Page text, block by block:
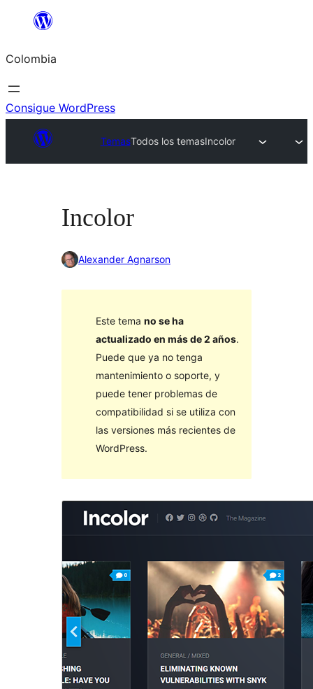
Saltar
contenido
Colombia
Consigue WordPress
TemasTodos los temasIncolor
Incolor
Alexander Agnarson
Este tema no se ha
actualizado en más de 2 años.
Puede que ya no tenga
mantenimiento o soporte, y
puede tener problemas de
compatibilidad si se utiliza con
las versiones más recientes de
WordPress.